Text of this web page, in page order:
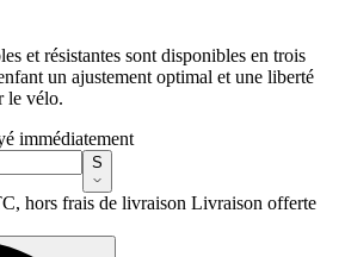
et résistantes sont disponibles en trois
un ajustement optimal et une liberté
le vélo.
immédiatement
S
hors frais de livraison Livraison offerte